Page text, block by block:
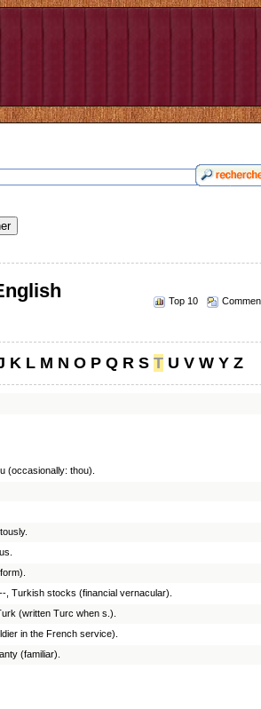
Top 10
K L M N O P Q R S T U V W Y Z
(occasionally: thou).
, Turkish stocks (financial vernacular).
(written Turc when s.).
in the French service).
(familiar).